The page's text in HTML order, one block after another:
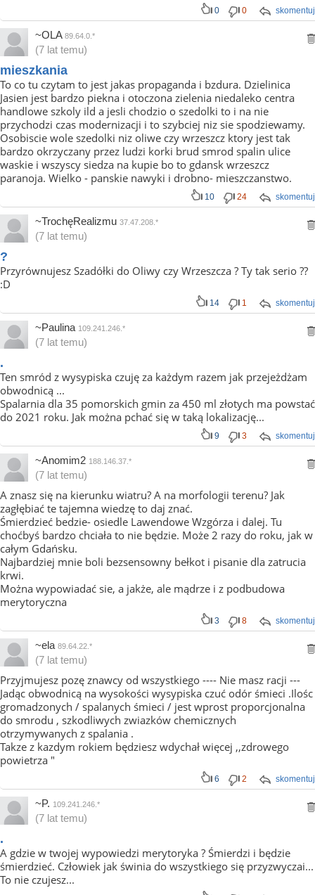
skomentuj
0 0
~OLA 89.64.0.*
(7 lat temu)
mieszkania
To co tu czytam to jest jakas propaganda i bzdura. Dzielinica
Jasien jest bardzo piekna i otoczona zielenia niedaleko centra
handlowe szkoly ild a jesli chodzio o szedolki to i na nie
przychodzi czas modernizacji i to szybciej niz sie spodziewamy.
Osobiscie wole szedolki niz oliwe czy wrzeszcz ktory jest tak
bardzo okrzyczany przez ludzi korki brud smrod spalin ulice
waskie i wszyscy siedza na kupie bo to gdansk wrzeszcz
paranoja. Wielko - panskie nawyki i drobno- mieszczanstwo.
skomentuj
10 24
~TrochęRealizmu 37.47.208.*
(7 lat temu)
?
Przyrównujesz Szadółki do Oliwy czy Wrzeszcza ? Ty tak serio ??
:D
skomentuj
14 1
~Paulina 109.241.246.*
(7 lat temu)
.
Ten smród z wysypiska czuję za każdym razem jak przejeżdżam
obwodnicą ...
Spalarnia dla 35 pomorskich gmin za 450 ml złotych ma powstać
do 2021 roku. Jak można pchać się w taką lokalizację...
skomentuj
9 3
~Anomim2 188.146.37.*
(7 lat temu)
A znasz się na kierunku wiatru? A na morfologii terenu? Jak
zagłębiać te tajemna wiedzę to daj znać.
Śmierdzieć bedzie- osiedle Lawendowe Wzgórza i dalej. Tu
choćbyś bardzo chciała to nie będzie. Może 2 razy do roku, jak w
całym Gdańsku.
Najbardziej mnie boli bezsensowny bełkot i pisanie dla zatrucia
krwi.
Można wypowiadać sie, a jakże, ale mądrze i z podbudowa
merytoryczna
skomentuj
3 8
~ela 89.64.22.*
(7 lat temu)
Przyjmujesz pozę znawcy od wszystkiego ---- Nie masz racji ---
Jadąc obwodnicą na wysokości wysypiska czuć odór śmieci .Ilośc
gromadzonych / spalanych śmieci / jest wprost proporcjonalna
do smrodu , szkodliwych zwiazków chemicznych
otrzymywanych z spalania .
Takze z kazdym rokiem będziesz wdychał więcej ,,zdrowego
powietrza "
skomentuj
6 2
~P. 109.241.246.*
(7 lat temu)
.
A gdzie w twojej wypowiedzi merytoryka ? Śmierdzi i będzie
śmierdzieć. Człowiek jak świnia do wszystkiego się przyzwyczai...
To nie czujesz...